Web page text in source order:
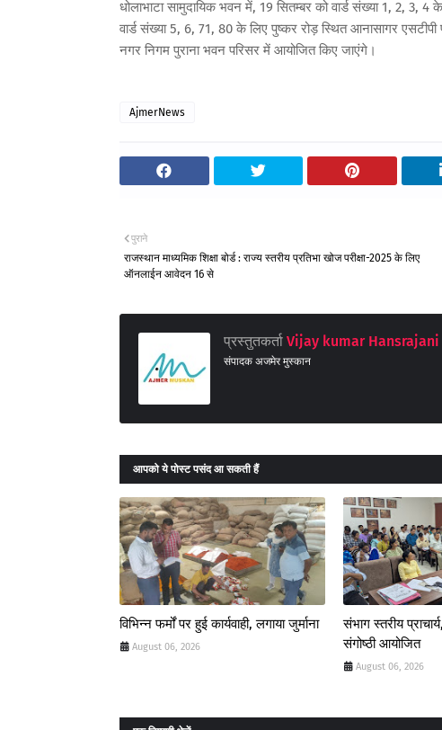
धोलाभाटा सामुदायिक भवन में, 19 सितम्बर को वार्ड संख्या 1, 2, 3,
वार्ड संख्या 5, 6, 71, 80 के लिए पुष्कर रोड़ स्थित आनासागर
नगर निगम पुराना भवन परिसर में आयोजित किए जाएंगे।
AjmerNews
पुराने
राजस्थान माध्यमिक शिक्षा बोर्ड : राज्य स्तरीय प्रतिभा खोज परीक्षा-2025 के लिए
ऑनलाईन आवेदन 16 से
प्रस्तुतकर्ता Vijay kumar Hansrajani
संपादक अजमेर मुस्कान
आपको ये पोस्ट पसंद आ सकती हैं
विभिन्न फर्मों पर हुई कार्यवाही, लगाया जुर्माना
August 06, 2026
संभाग स्तरीय
संगोष्ठी आयोजित
August 06, 2026